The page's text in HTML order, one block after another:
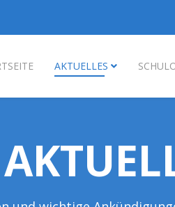
AKTUELLES